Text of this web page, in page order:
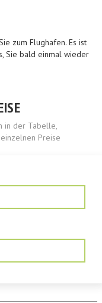
zum Flughafen. Es ist
Sie bald einmal wieder
in der Tabelle,
Preise